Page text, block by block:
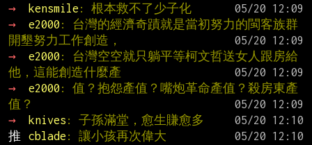
→
kensmile : 根本救不了少子化
→
e2000 : 台灣的經濟奇蹟就是當初努力的閩客族群
開墾努力工作創造，
→
e2000 : 台灣空空就只躺平等柯文哲送女人跟房給
他，這能創造什麼產
→
e2000 : 值？抱怨產值？嘴炮革命產值？殺房東產
值？
→
knives : 子孫滿堂，愈生賺愈多
推
cblade : 讓小孩再次偉大